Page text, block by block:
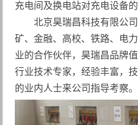
充电间及换电站对充电设备的
北京昊瑞昌科技有限公
矿、金融、高校、铁路、电
业的合作伙伴，昊瑞昌品牌
行业技术专家，经验丰富，
的业内人士来公司指导考察。